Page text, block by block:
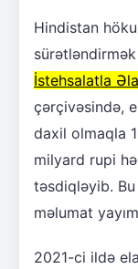
Hindistan
İstehsalatla
çərçivəsində,
daxil olmaqla
milyard rupi
təsdiqləyib.
məlumat
2021-ci ildə